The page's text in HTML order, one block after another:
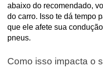
abaixo do recomendado,
do carro. Isso te dá tempo
que ele afete sua
pneus.
Como isso impacta o